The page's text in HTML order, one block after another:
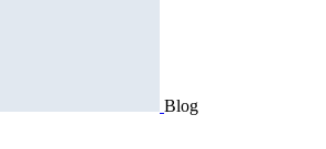
Blog